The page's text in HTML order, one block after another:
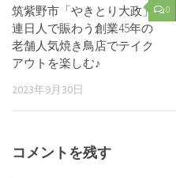
0
筑紫野市「やきとり大政」
連日人で賑わう創業45年の
老舗人気焼き鳥店でテイク
アウトを楽しむ♪
2023年9月30日
コメントを残す